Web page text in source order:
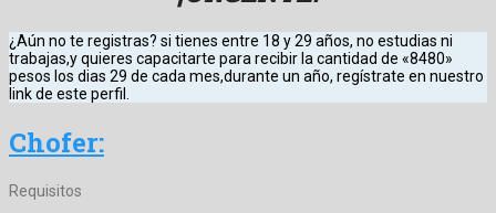
¿Aún no te registras? si tienes entre 18 y 29 años, no estudias ni
trabajas,y quieres capacitarte para recibir la cantidad de «8480»
pesos los dias 29 de cada mes,durante un año, regístrate en nuestro
link de este perfil.
Chofer:
Requisitos